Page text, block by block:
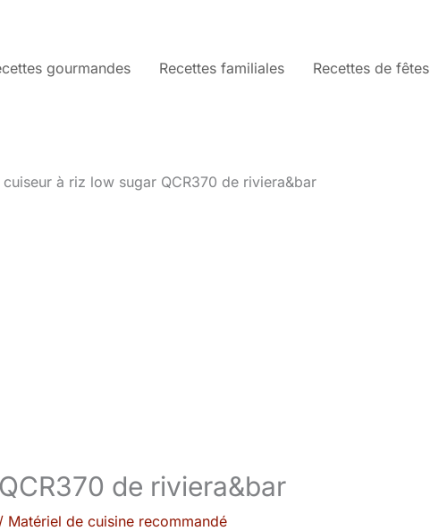
gourmandes Recettes familiales Recettes de fêtes
cuiseur à riz low sugar QCR370 de riviera&bar
de riviera&bar
/ Matériel de cuisine recommandé